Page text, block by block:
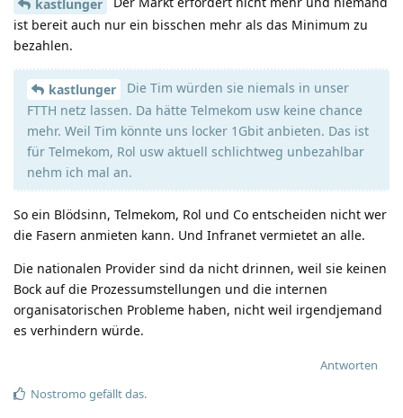
kastlunger
ist bereit auch nur ein bisschen mehr als das Minimum zu
bezahlen.
kastlunger
Die Tim würden sie niemals in unser
FTTH netz lassen. Da hätte Telmekom usw keine chance
mehr. Weil Tim könnte uns locker 1Gbit anbieten. Das ist
für Telmekom, Rol usw aktuell schlichtweg unbezahlbar
nehm ich mal an.
So ein Blödsinn, Telmekom, Rol und Co entscheiden nicht wer
die Fasern anmieten kann. Und Infranet vermietet an alle.
Die nationalen Provider sind da nicht drinnen, weil sie keinen
Bock auf die Prozessumstellungen und die internen
organisatorischen Probleme haben, nicht weil irgendjemand
es verhindern würde.
Antworten
Nostromo gefällt das.